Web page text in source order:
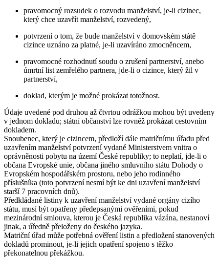
pravomocný rozsudek o rozvodu manželství, je-li cizinec,
který chce uzavřít manželství, rozvedený,
potvrzení o tom, že bude manželství v domovském státě
cizince uznáno za platné, je-li uzavíráno zmocněncem,
pravomocné rozhodnutí soudu o zrušení partnerství, anebo
úmrtní list zemřelého partnera, jde-li o cizince, který žil v
partnerství,
doklad, kterým je možné prokázat totožnost.
Údaje uvedené pod druhou až čtvrtou odrážkou mohou být uvedeny
v jednom dokladu; státní občanství lze rovněž prokázat cestovním
dokladem.
Snoubenec, který je cizincem, předloží dále matričnímu úřadu před
uzavřením manželství potvrzení vydané Ministerstvem vnitra o
oprávněnosti pobytu na území České republiky; to neplatí, jde-li o
občana Evropské unie, občana jiného smluvního státu Dohody o
Evropském hospodářském prostoru, nebo jeho rodinného
příslušníka (toto potvrzení nesmí být ke dni uzavření manželství
starší 7 pracovních dnů).
Předkládané listiny k uzavření manželství vydané orgány cizího
státu, musí být opatřeny předepsanými ověřeními, pokud
mezinárodní smlouva, kterou je Česká republika vázána, nestanoví
jinak, a úředně přeloženy do českého jazyka.
Matriční úřad může potřebná ověření listin a předložení stanovených
dokladů prominout, je-li jejich opatření spojeno s těžko
překonatelnou překážkou.